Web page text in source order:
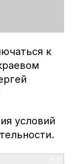
к
условий